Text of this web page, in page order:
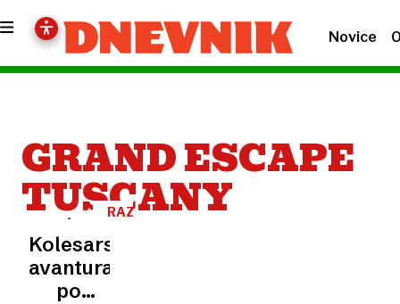
Novice
GRAND ESCAPE
TUSCANY
RAZISKOVANJE
Kolesarska
avantura
po